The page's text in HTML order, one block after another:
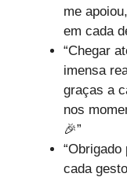
me
em cada
“Chegar
imensa
graças a
nos
🎉”
cada